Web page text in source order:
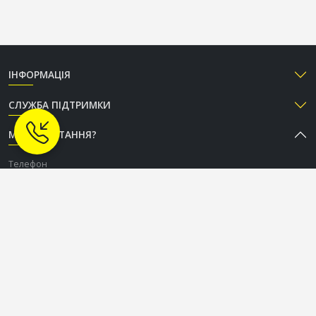
ІНФОРМАЦІЯ
СЛУЖБА ПІДТРИМКИ
МАЄТЕ ПИТАННЯ?
Телефон